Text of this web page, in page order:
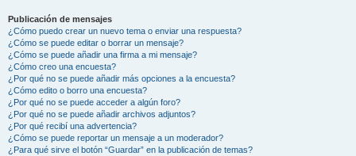
Publicación de mensajes
¿Cómo puedo crear un nuevo tema o enviar una respuesta?
¿Cómo se puede editar o borrar un mensaje?
¿Cómo se puede añadir una firma a mi mensaje?
¿Cómo creo una encuesta?
¿Por qué no se puede añadir más opciones a la encuesta?
¿Cómo edito o borro una encuesta?
¿Por qué no se puede acceder a algún foro?
¿Por qué no se puede añadir archivos adjuntos?
¿Por qué recibí una advertencia?
¿Cómo se puede reportar un mensaje a un moderador?
¿Para qué sirve el botón “Guardar” en la publicación de temas?